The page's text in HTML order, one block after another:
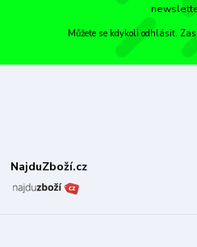
Můžete se kdykoli odhlásit.
NajduZboží.cz